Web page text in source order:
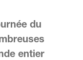
du
entier